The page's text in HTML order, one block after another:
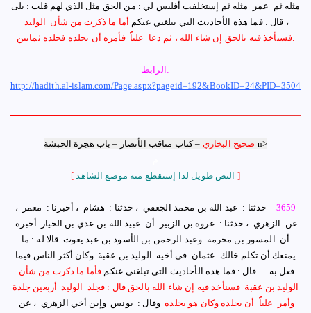
‏مثله ثم ‏ ‏عمر ‏ ‏مثله ثم إستخلفت أفليس لي : من الحق مثل الذي لهم قلت : بلى
، قال : فما هذه الأحاديث التي تبلغني عنكم أما ما ذكرت من شأن ‏ ‏الوليد ‏
‏فسنأخذ فيه بالحق إن شاء الله ، ثم دعا ‏ ‏علياًًً ‏ ‏فأمره أن يجلده فجلده ثمانين.
الرابط:
http://hadith.al-islam.com/Page.aspx?pageid=192&BookID=24&PID=3504
صحيح البخاري –كتاب مناقب الأنصار – باب هجرة الحبشة
n>
[ النص طويل لذا إستقطع منه موضع الشاهد ]
3659
– حدثنا : ‏ ‏عبد الله بن محمد الجعفي ‏ ، حدثنا : ‏ ‏هشام ‏ ، أخبرنا : ‏ ‏معمر ‏ ‏،
عن ‏ ‏الزهري ‏ ، حدثنا : ‏ ‏عروة بن الزبير ‏ ‏أن ‏ ‏عبيد الله بن عدي بن الخيار ‏ ‏أخبره ‏
‏أن ‏ ‏المسور بن مخرمة ‏ ‏وعبد الرحمن بن الأسود بن عبد يغوث ‏ ‏قالا له : ما
يمنعك أن تكلم خالك ‏ ‏عثمان ‏ ‏في أخيه ‏ ‏الوليد بن عقبة ‏ ‏وكان أكثر الناس فيما
فعل به ...
. قال : فما هذه الأحاديث التي تبلغني عنكم فأما ما ذكرت من شأن ‏
‏الوليد بن عقبة ‏ ‏فسنأخذ فيه إن شاء الله بالحق قال : فجلد ‏ ‏الوليد ‏ ‏أربعين جلدة
وأمر ‏ ‏علياًًً ‏ ‏أن يجلده وكان هو يجلده ‏ ‏وقال : ‏ ‏يونس ‏ ‏وإبن أخي الزهري ‏ ‏، عن ‏